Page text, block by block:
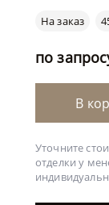
На заказ
по
В
Уточните
отделки у